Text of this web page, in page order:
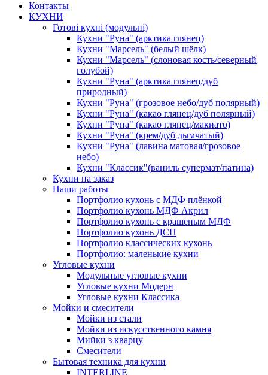
Контакты
КУХНИ
Готові кухні (модульні)
Кухни "Руна" (арктика глянец)
Кухни "Марсель" (белый шёлк)
Кухни "Марсель" (слоновая кость/северный
голубой)
Кухни "Руна" (арктика глянец/дуб
природный)
Кухни "Руна" (грозовое небо/дуб полярный)
Кухни "Руна" (какао глянец/дуб полярный)
Кухни "Руна" (какао глянец/макиато)
Кухни "Руна" (крем/дуб дымчатый)
Кухни "Руна" (лавина матовая/грозовое
небо)
Кухни "Классик"(ваниль супермат/патина)
Кухни на заказ
Наши работы
Портфолио кухонь с МДФ плёнкой
Портфолио кухонь МДФ Акрил
Портфолио кухонь с крашеным МДФ
Портфолио кухонь ДСП
Портфолио классических кухонь
Портфолио: маленькие кухни
Угловые кухни
Модульные угловые кухни
Угловые кухни Модерн
Угловые кухни Классика
Мойки и смесители
Мойки из стали
Мойки из искусственного камня
Мийки з кварцу
Смесители
Бытовая техника для кухни
INTERLINE